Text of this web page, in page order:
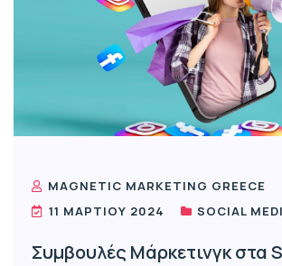
MAGNETIC MARKETING GREECE
11 ΜΑΡΤΊΟΥ 2024
SOCIAL
Συμβουλές Μάρκετινγκ στα